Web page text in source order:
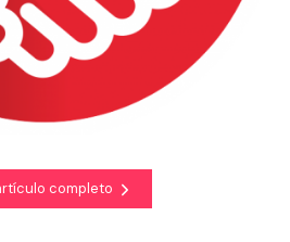
completo